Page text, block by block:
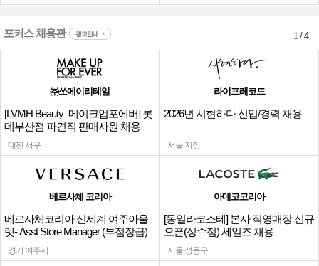
포커스 채용관 광고안내 1/ 4
㈜쏘메이리테일
[LVMH Beauty_메이크업포에버] 롯
데부산점 파견직 판매사원 채용
대전 서구
라이프레코드
2026년 시현하다 신입/경력 채용
서울 지점
베르사체 코리아
베르사체코리아 신세계 여주아울
렛- Asst Store Manager (부점장급)
채용
경기 여주시
아데코코리아
[동일라코스테] 본사 직영매장 신규
오픈(성수점) 세일즈 채용
서울 성동구